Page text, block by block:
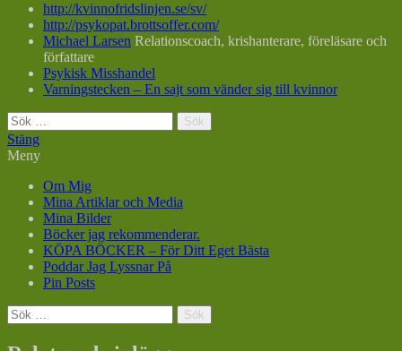
http://kvinnofridslinjen.se/sv/
http://psykopat.brottsoffer.com/
Michael Larsen Relationscoach, krishanterare, föreläsare och
författare
Psykisk Misshandel
Varningstecken – En sajt som vänder sig till kvinnor
Sök
efter:
Stäng
Meny
Om Mig
Mina Artiklar och Media
Mina Bilder
Böcker jag rekommenderar.
KÖPA BÖCKER – För Ditt Eget Bästa
Poddar Jag Lyssnar På
Pin Posts
Sök
efter: